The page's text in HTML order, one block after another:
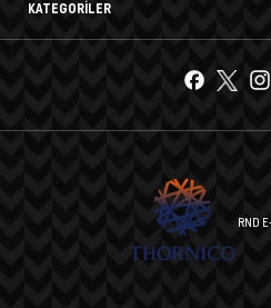
KATEGORİLER
RND